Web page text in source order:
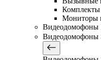
Мониторы
Видеодомофоны
Видеодомофоны